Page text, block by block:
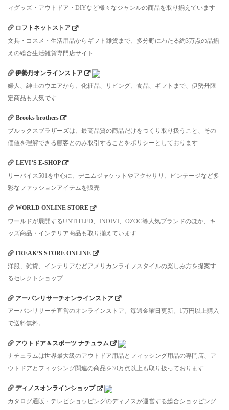
ィグッズ・アウトドア・DIYなど様々なジャンルの商品を取り揃えています
ロフトネットストア
文具・コスメ・生活用品からギフト雑貨まで、多分野にわたる約3万点の品揃
えの総合生活雑貨専門店サイト
伊勢丹オンラインストア
婦人、紳士のウエアから、化粧品、リビング、食品、ギフトまで、伊勢丹限
定商品も人気です
Brooks brothers
ブルックスブラザーズは、最高品質の商品だけをつくり取り扱うこと、その
価値を理解できる顧客とのみ取引することをポリシーとしております
LEVI’S E-SHOP
リーバイス501を中心に、デニムジャケットやアクセサリ、ビンテージなど多
彩なファッションアイテムを販売
WORLD ONLINE STORE
ワールドが展開するUNTITLED、INDIVI、OZOC等人気ブランドのほか、キ
ッズ商品・インテリア商品も取り揃えています
FREAK’S STORE ONLINE
洋服、雑貨、インテリアなどアメリカンライフスタイルの楽しみ方を提案す
るセレクトショップ
アーバンリサーチオンラインストア
アーバンリサーチ直営のオンラインストア。毎週金曜日更新。1万円以上購入
で送料無料。
アウトドア＆スポーツ ナチュラム
ナチュラムは世界最大級のアウトドア用品とフィッシング用品の専門店、ア
ウトドアとフィッシング関連の商品を30万点以上も取り扱っております
ディノスオンラインショップ
カタログ通販・テレビショッピングのディノスが運営する総合ショッピング